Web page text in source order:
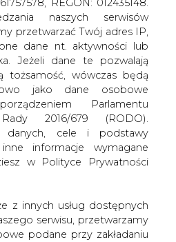
ZALOGUJ SIĘ
REGON: 012435148.
naszych serwisów
przetwarzać Twój adres IP,
dane nt. aktywności lub
Jeżeli dane te pozwalają
tożsamość, wówczas będą
jako dane osobowe
Parlamentu
2016/679 (RODO).
danych, cele i podstawy
informacje wymagane
w Polityce Prywatności
z innych usług dostępnych
serwisu, przetwarzamy
podane przy zakładaniu